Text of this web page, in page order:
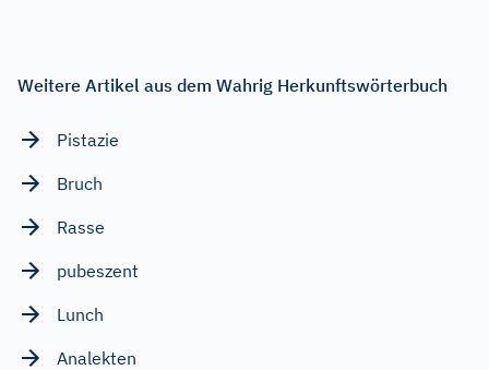
Weitere Artikel aus dem Wahrig Herkunftswörterbuch
Pistazie
Bruch
Rasse
pubeszent
Lunch
Analekten